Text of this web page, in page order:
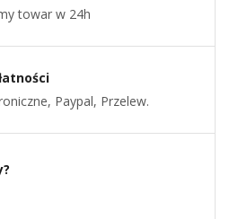
towar w 24h
Paypal, Przelew.